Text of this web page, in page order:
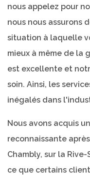
nous appelez pour
nous nous assurons
situation à laquelle
mieux à même de la
est excellente et
soin. Ainsi, les
inégalés dans
Nous avons acquis
reconnaissante
Chambly, sur la
ce que certains